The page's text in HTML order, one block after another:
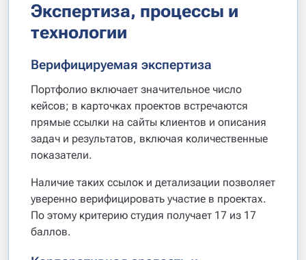
Экспертиза, процессы и
технологии
Верифицируемая экспертиза
Портфолио включает значительное число
кейсов; в карточках проектов встречаются
прямые ссылки на сайты клиентов и описания
задач и результатов, включая количественные
показатели.
Наличие таких ссылок и детализации позволяет
уверенно верифицировать участие в проектах.
По этому критерию студия получает 17 из 17
баллов.